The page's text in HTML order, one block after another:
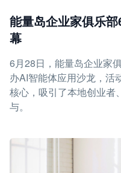
能量岛企业家俱乐
幕
6月28日，能量岛企业家
办AI智能体应用沙龙，活
核心，吸引了本地创业者
与。